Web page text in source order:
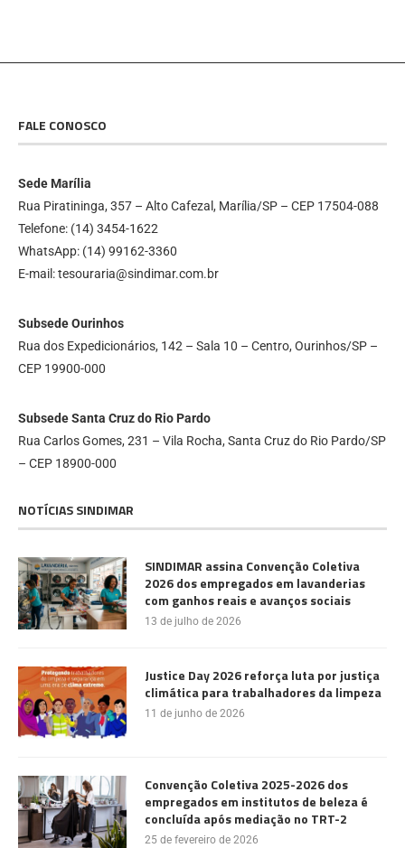
FALE CONOSCO
Sede Marília
Rua Piratininga, 357 – Alto Cafezal, Marília/SP – CEP 17504-088
Telefone: (14) 3454-1622
WhatsApp: (14) 99162-3360
E-mail: tesouraria@sindimar.com.br
Subsede Ourinhos
Rua dos Expedicionários, 142 – Sala 10 – Centro, Ourinhos/SP –
CEP 19900-000
Subsede Santa Cruz do Rio Pardo
Rua Carlos Gomes, 231 – Vila Rocha, Santa Cruz do Rio Pardo/SP
– CEP 18900-000
NOTÍCIAS SINDIMAR
SINDIMAR assina Convenção Coletiva
2026 dos empregados em lavanderias
com ganhos reais e avanços sociais
13 de julho de 2026
Justice Day 2026 reforça luta por justiça
climática para trabalhadores da limpeza
11 de junho de 2026
Convenção Coletiva 2025-2026 dos
empregados em institutos de beleza é
concluída após mediação no TRT-2
25 de fevereiro de 2026